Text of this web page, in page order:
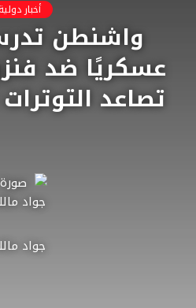
أخبار دولية
واشنطن
عسكريًا ضد
تصاعد
جواد